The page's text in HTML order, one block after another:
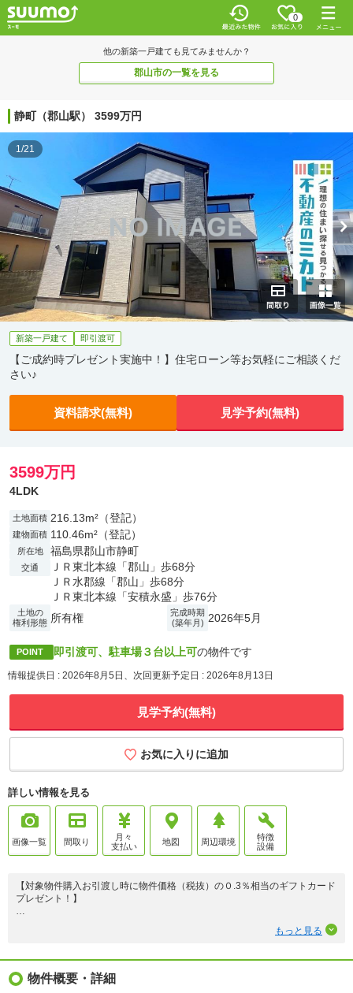
0
他の新築一戸建ても見てみませんか？
郡山市の一覧を見る
静町（郡山駅） 3599万円
1/21
新築一戸建て 即引渡可
【ご成約時プレゼント実施中！】住宅ローン等お気軽にご相談くだ
さい♪
資料請求(無料) 見学予約(無料)
3599万円
4LDK
土地面積 216.13m²（登記）
建物面積 110.46m²（登記）
所在地 福島県郡山市静町
交通
ＪＲ東北本線「郡山」歩68分
ＪＲ水郡線「郡山」歩68分
ＪＲ東北本線「安積永盛」歩76分
土地の
権利形態 所有権
完成時期
(築年月) 2026年5月
POINT 即引渡可、駐車場３台以上可の物件です
情報提供日 : 2026年8月5日、次回更新予定日 : 2026年8月13日
見学予約(無料)
お気に入りに追加
詳しい情報を見る
画像一覧 間取り
月々
支払い
地図 周辺環境
特徴
設備
【対象物件購入お引渡し時に物件価格（税抜）の０.3％相当のギフトカード
プレゼント！】
◇２面バルコニーで洗濯ものもたっぷり干せます！
もっと見る
物件概要・詳細